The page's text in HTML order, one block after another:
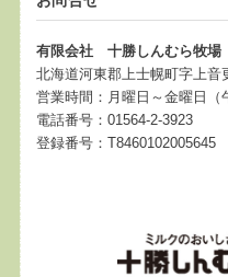
有限会社 十勝しんむら牧場
北海道河東郡上士幌町字上音
営業時間：月曜日～金曜日（
電話番号：01564-2-3923
登録番号：T8460102005645